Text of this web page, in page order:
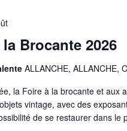
Brocante 2026
ALLANCHE, ALLANCHE,
la Foire à la brocante et aux
vintage, avec des
de se restaurer dans